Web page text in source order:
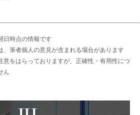
日時点の情報です
、筆者個人の意見が含まれる場合があります
意をはらっておりますが、正確性・有用性につ
ん